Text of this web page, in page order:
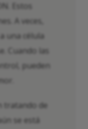
Estos
A veces,
una célula
Cuando las
pueden
tratando de
se está